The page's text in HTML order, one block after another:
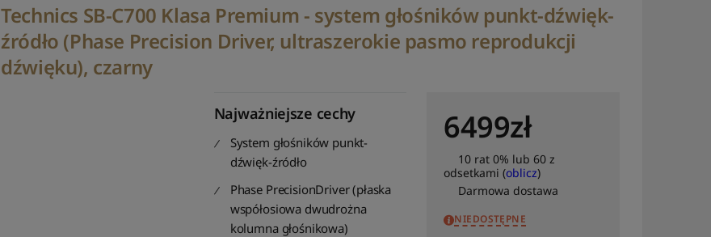
Technics SB-C700 Klasa Premium - system głośników punkt-dźwięk-
źródło (Phase Precision Driver, ultraszerokie pasmo reprodukcji
dźwięku), czarny
Najważniejsze cechy
System głośników punkt-
dźwięk-źródło
Phase PrecisionDriver (płaska
współosiowa dwudrożna
kolumna głośnikowa)
6499zł
10 rat 0% lub 60 z
odsetkami (oblicz)
Darmowa dostawa
NIEDOSTĘPNE